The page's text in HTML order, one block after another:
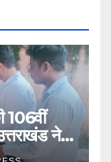
106वीं
ने